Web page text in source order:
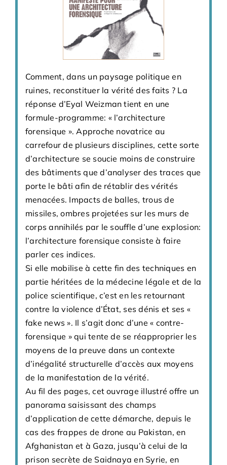
Comment, dans un paysage politique en
ruines, reconstituer la vérité des faits ? La
réponse d’Eyal Weizman tient en une
formule-programme: « l’architecture
forensique ». Approche novatrice au
carrefour de plusieurs disciplines, cette sorte
d’architecture se soucie moins de construire
des bâtiments que d’analyser des traces que
porte le bâti afin de rétablir des vérités
menacées. Impacts de balles, trous de
missiles, ombres projetées sur les murs de
corps annihilés par le souffle d’une explosion:
l’architecture forensique consiste à faire
parler ces indices.
Si elle mobilise à cette fin des techniques en
partie héritées de la médecine légale et de la
police scientifique, c’est en les retournant
contre la violence d’État, ses dénis et ses «
fake news ». Il s’agit donc d’une « contre-
forensique » qui tente de se réapproprier les
moyens de la preuve dans un contexte
d’inégalité structurelle d’accès aux moyens
de la manifestation de la vérité.
Au fil des pages, cet ouvrage illustré offre un
panorama saisissant des champs
d’application de cette démarche, depuis le
cas des frappes de drone au Pakistan, en
Afghanistan et à Gaza, jusqu’à celui de la
prison secrète de Saidnaya en Syrie, en
Lors de la réoccupation des villes de
Palestine au printemps 2002, l’armée
israélienne a utilisé une tactique inédite : au
lieu de progresser dans les rues tortueuses
des vieux quartiers ou des camps de
réfugiés, les soldats passaient de maison en
maison, à travers murs et planchers, évitant
ainsi de servir de cibles aux résistants
palestiniens. Cette méthode, «conceptualisée
» sous le nom de « géométrie inversée » par
des généraux qui aiment à citer Debord,
Deleuze et Guattari ou Derrida, représente
un tournant postmoderne dans la guerre des
villes. Les territoires occupés sont ainsi
devenus un laboratoire spatial pour de
nouvelles techniques d’attaque, d’occupation
et de contrôle de populations, qui sont
ensuite exportées aux frontières où se livre
la guerre globale. Et inversement, la réflexion
sur l’urbanisme est largement passée dans
des centres de recherche où des militaires
travaillent sur l’art de construire / détruire en
s’appuyant sur de pseudo-concepts
philosophiques. Mais Eyal Weizman montre
que ces idées nouvelles – substrat d’une
querelle des Anciens et des Modernes dans
l’armée israélienne – n’ont pas été
étrangères au fiasco libanais de l’été 2006.